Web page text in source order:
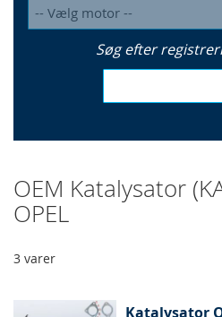
Søg efter
OEM Katalysator
OPEL
3 varer
Katalysator